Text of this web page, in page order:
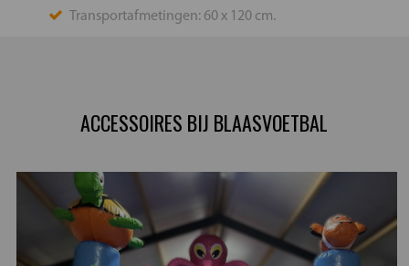
Transportafmetingen: 60 x 120 cm.
ACCESSOIRES BIJ BLAASVOETBAL